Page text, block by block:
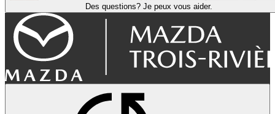
Des questions? Je peux vous aider.